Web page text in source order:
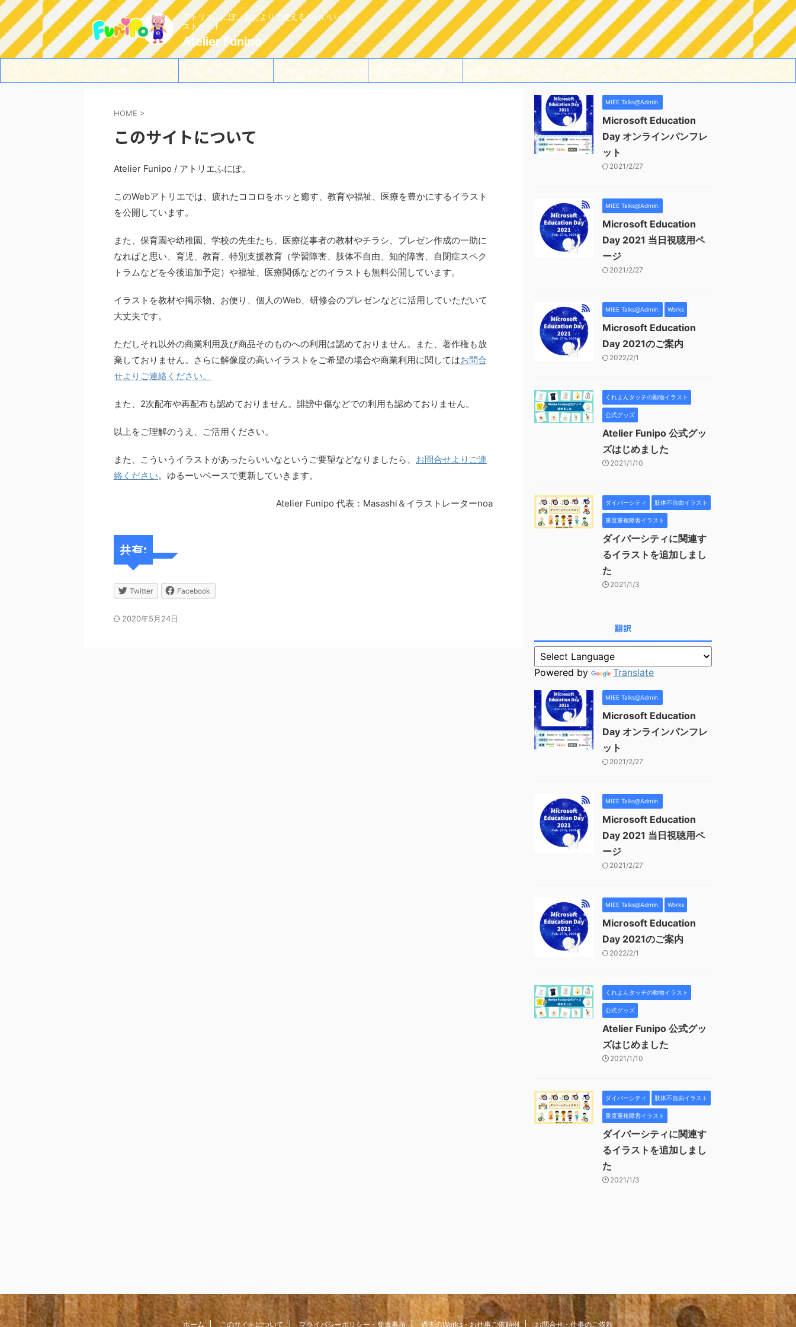
アトリエふにぽ。おたよりで使えるかわいいイラ
ストサイト
Atelier Funipo
ホーム このサイトについて プライバシーポリシー・免 過去のWorks・お仕事ご依 お問合せ・仕事のご依頼
HOME >
このサイトについて
Atelier Funipo / アトリエふにぽ。
このWebアトリエでは、疲れたココロをホッと癒す、教育や福祉、医療を豊かにするイラスト
を公開しています。
また、保育園や幼稚園、学校の先生たち、医療従事者の教材やチラシ、プレゼン作成の一助に
なればと思い、育児、教育、特別支援教育（学習障害、肢体不自由、知的障害、自閉症スペク
トラムなどを今後追加予定）や福祉、医療関係などのイラストも無料公開しています。
イラストを教材や掲示物、お便り、個人のWeb、研修会のプレゼンなどに活用していただいて
大丈夫です。
ただしそれ以外の商業利用及び商品そのものへの利用は認めておりません。また、著作権も放
棄しておりません。さらに解像度の高いイラストをご希望の場合や商業利用に関してはお問合
せよりご連絡ください。
また、2次配布や再配布も認めておりません。誹謗中傷などでの利用も認めておりません。
以上をご理解のうえ、ご活用ください。
また、こういうイラストがあったらいいなというご要望などなりましたら、 お問合せよりご連
絡ください。ゆるーいペースで更新していきます。
Atelier Funipo 代表：Masashi＆イラストレーターnoa
共有:
Twitter Facebook
2020年5月24日
MIEE Talks@Admin.
Microsoft Education
Day オンラインパンフレ
ット
2021/2/27
MIEE Talks@Admin.
Microsoft Education
Day 2021 当日視聴用ペ
ージ
2021/2/27
MIEE Talks@Admin. Works
Microsoft Education
Day 2021のご案内
2022/2/1
くれよんタッチの動物イラスト
公式グッズ
Atelier Funipo 公式グッ
ズはじめました
2021/1/10
ダイバーシティ 肢体不自由イラスト
重度重複障害イラスト
ダイバーシティに関連す
るイラストを追加しまし
た
2021/1/3
翻訳
Powered by Translate
MIEE Talks@Admin.
Microsoft Education
Day オンラインパンフレ
ット
2021/2/27
MIEE Talks@Admin.
Microsoft Education
Day 2021 当日視聴用ペ
ージ
2021/2/27
MIEE Talks@Admin. Works
Microsoft Education
Day 2021のご案内
2022/2/1
くれよんタッチの動物イラスト
公式グッズ
Atelier Funipo 公式グッ
ズはじめました
2021/1/10
ダイバーシティ 肢体不自由イラスト
重度重複障害イラスト
ダイバーシティに関連す
るイラストを追加しまし
た
2021/1/3
ホーム このサイトについて プライバシーポリシー・免責事項 過去のWorks・お仕事ご依頼例 お問合せ・仕事のご依頼